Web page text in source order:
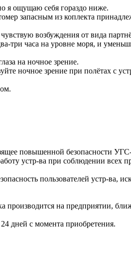
я ощущаю себя гораздо ниже.
запасным из коплекта
возбуждения от вида
три часа на уровне моря, и
на ночное зрение.
ночное зрение при полётах с
повышенной безопасности
устр-ва при соблюдении всех
пользователей устр-
производится на предприятии,
дней с момента приобретения.